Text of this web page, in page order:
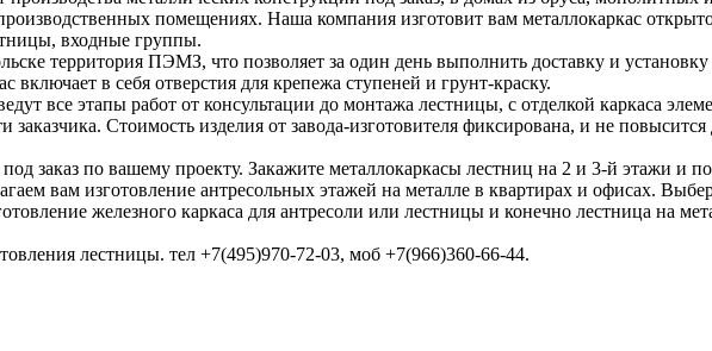
помещениях. Наша компания изготовит вам металлокаркас
входные группы.
территория ПЭМЗ, что позволяет за один день выполнить доставку и установку
включает в себя отверстия для крепежа ступеней и грунт-краску.
все этапы работ от консультации до монтажа лестницы, с отделкой каркаса
Стоимость изделия от завода-изготовителя фиксирована, и не
заказ по вашему проекту. Закажите металлокаркасы лестниц на 2 и 3-й этажи и
вам изготовление антресольных этажей на металле в квартирах и офисах.
железного каркаса для антресоли или лестницы и конечно лестница на
лестницы. тел +7(495)970-72-03, моб +7(966)360-66-44.